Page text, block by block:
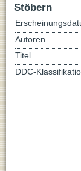
Stöbern
Autoren
Titel
DDC-